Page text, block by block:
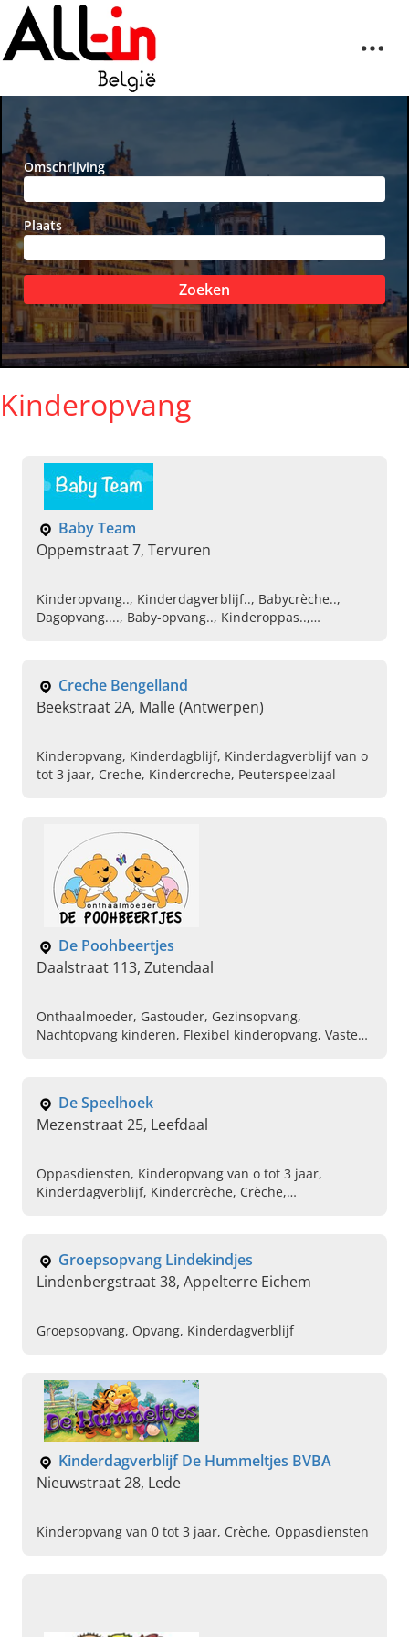
Omschrijving
Plaats
Zoeken
Kinderopvang
Baby Team
Oppemstraat 7, Tervuren
Kinderopvang.., Kinderdagverblijf.., Babycrèche..,
Dagopvang...., Baby-opvang.., Kinderoppas..,
Creche Bengelland
Beekstraat 2A, Malle (Antwerpen)
Kinderopvang, Kinderdagblijf, Kinderdagverblijf van o
tot 3 jaar, Creche, Kindercreche, Peuterspeelzaal
De Poohbeertjes
Daalstraat 113, Zutendaal
Onthaalmoeder, Gastouder, Gezinsopvang,
Nachtopvang kinderen, Flexibel kinderopvang, Vaste
De Speelhoek
Mezenstraat 25, Leefdaal
Oppasdiensten, Kinderopvang van o tot 3 jaar,
Kinderdagverblijf, Kindercrèche, Crèche,
Groepsopvang Lindekindjes
Lindenbergstraat 38, Appelterre Eichem
Groepsopvang, Opvang, Kinderdagverblijf
Kinderdagverblijf De Hummeltjes BVBA
Nieuwstraat 28, Lede
Kinderopvang van 0 tot 3 jaar, Crèche, Oppasdiensten